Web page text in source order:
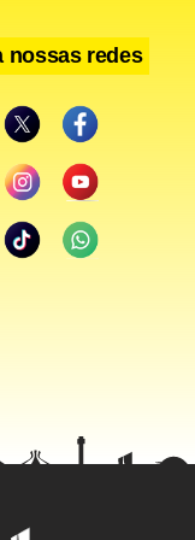
mosquito em
nossas redes